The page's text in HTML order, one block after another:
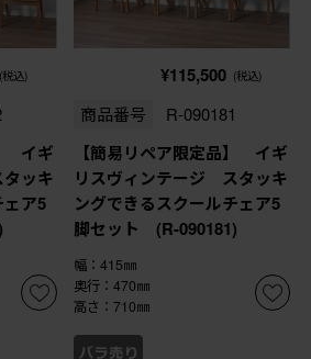
(税込)
イギ
ッキ
ア5
¥115,500 (税込)
商品番号 R-090181
【簡易リペア限定品】 イギ
リスヴィンテージ スタッキ
ングできるスクールチェア5
脚セット (R-090181)
幅：415㎜
奥行：470㎜
高さ：710㎜